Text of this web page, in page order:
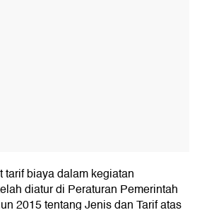
tarif biaya dalam kegiatan
diatur di Peraturan Pemerintah
2015 tentang Jenis dan Tarif atas